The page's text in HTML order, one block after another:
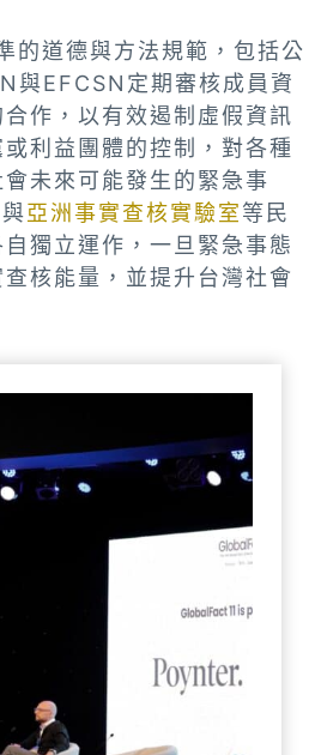
的道德與方法規範，包括公
與EFCSN定期審核成員資
作，以有效遏制虛假資訊
利益團體的控制，對各種
未來可能發生的緊急事
亞洲事實查核實驗室等民
自獨立運作，一旦緊急事態
核能量，並提升台灣社會